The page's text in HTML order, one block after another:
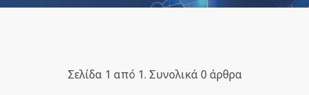
Σελίδα 1 από 1. Συνολικά 0 άρθρα